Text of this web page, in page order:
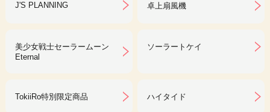
J'S PLANNING 卓上扇風機
美少女戦士セーラームーン
Eternal
ソーラートケイ
TokiiRo特別限定商品 ハイタイド